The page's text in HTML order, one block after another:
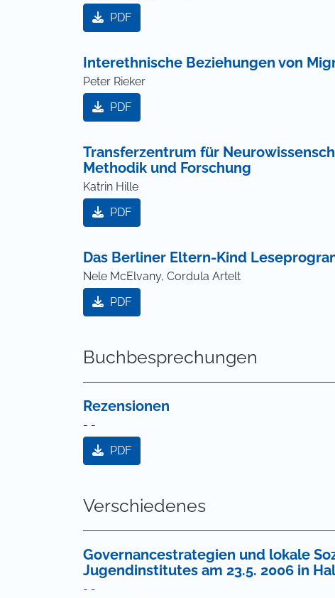
PDF
Interethnische Beziehungen von
Peter Rieker
PDF
Transferzentrum für
Methodik und Forschung
Katrin Hille
PDF
Das Berliner Eltern-Kind
Nele McElvany, Cordula Artelt
PDF
Buchbesprechungen
Rezensionen
- -
PDF
Verschiedenes
Governancestrategien und lokale
Jugendinstitutes am 23.5. 2006 in
- -